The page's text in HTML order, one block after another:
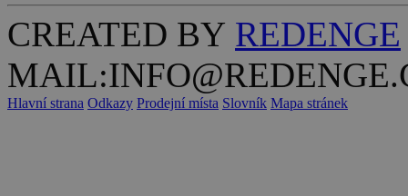
CREATED BY REDENGE
Hlavní strana Odkazy Prodejní místa Slovník Mapa stránek